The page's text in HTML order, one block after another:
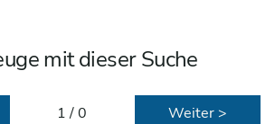
mit dieser Suche
1 / 0 Weiter >